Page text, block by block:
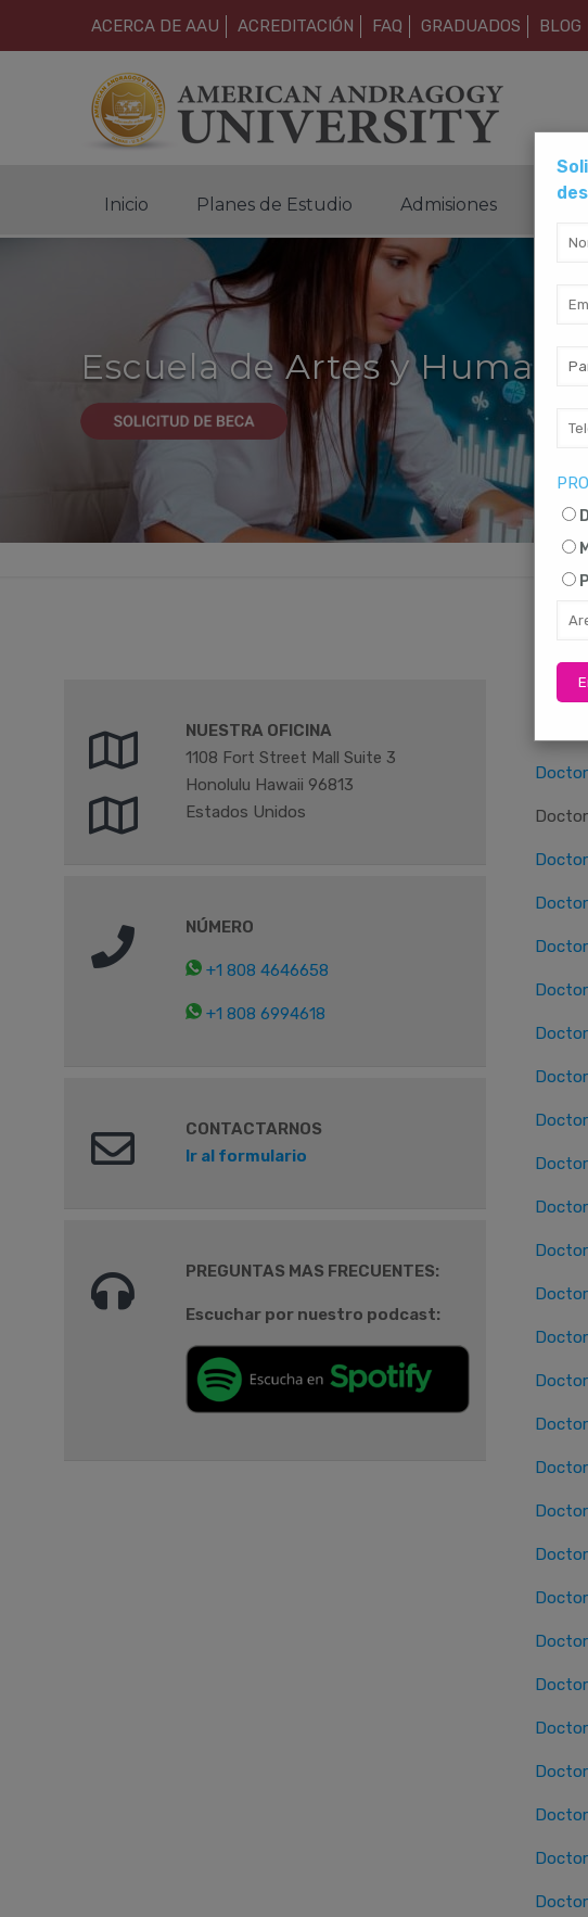
ACERCA DE AAU ACREDITACIÓN FAQ GRADUADOS BLOG
Inicio Planes de Estudio Admisiones
Escuela de Artes y
NUESTRA OFICINA
1108 Fort Street Mall Suite 3
Honolulu Hawaii 96813
Estados Unidos
NÚMERO
+1 808 4646658
+1 808 6994618
CONTACTARNOS
Ir al formulario
PREGUNTAS MAS FRECUENTES:
Escuchar por nuestro podcast: